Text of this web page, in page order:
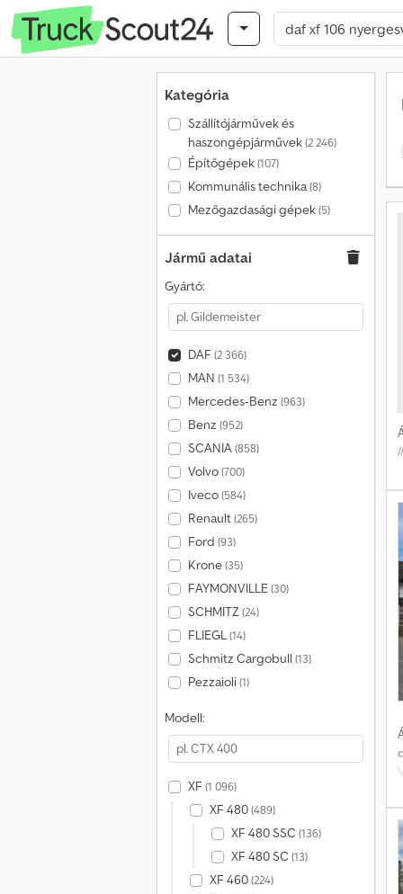
Kategória
Szállítójárművek és
haszongépjárművek(2 246)
Építőgépek(107)
Kommunális technika(8)
Mezőgazdasági gépek(5)
Jármű adatai
Gyártó:
DAF (2 366)
MAN (1 534)
Mercedes-Benz (963)
Benz (952)
SCANIA(858)
Volvo(700)
Iveco(584)
Renault(265)
Ford (93)
Krone(35)
FAYMONVILLE(30)
SCHMITZ(24)
FLIEGL(14)
Schmitz Cargobull (13)
Pezzaioli(1)
Modell:
XF (1 096)
XF 480(489)
XF 480 SSC (136)
XF 480 SC (13)
XF 460(224)